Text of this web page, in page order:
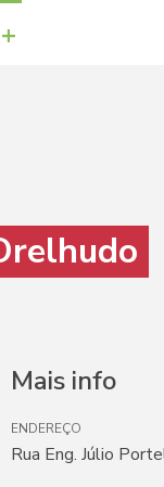
+
Mais info
ENDEREÇO
Rua Eng. Júlio